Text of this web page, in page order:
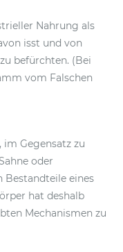
Nahrung als
isst und von
befürchten. (Bei
vom Falschen
Gegensatz zu
oder
Bestandteile eines
hat deshalb
Mechanismen zu